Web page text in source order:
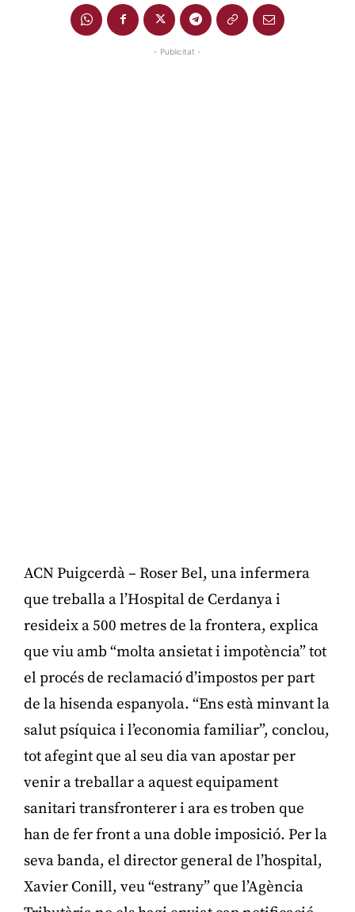
- Publicitat -
ACN Puigcerdà – Roser Bel, una infermera
que treballa a l’Hospital de Cerdanya i
resideix a 500 metres de la frontera, explica
que viu amb “molta ansietat i impotència” tot
el procés de reclamació d’impostos per part
de la hisenda espanyola. “Ens està minvant la
salut psíquica i l’economia familiar”, conclou,
tot afegint que al seu dia van apostar per
venir a treballar a aquest equipament
sanitari transfronterer i ara es troben que
han de fer front a una doble imposició. Per la
seva banda, el director general de l’hospital,
Xavier Conill, veu “estrany” que l’Agència